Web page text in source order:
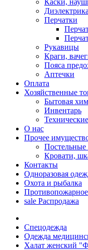
Каски,
Диэлектрика
Перчатки
Рукавицы
Краги,
Пояса
Аптечки
Оплата
Хозяйственные
Бытовая
Инвентарь
О нас
Прочее
Постельные
Кровати,
Контакты
Одноразовая
Охота и рыбалка
sale Распродажа
Спецодежда
Одежда
Халат женский